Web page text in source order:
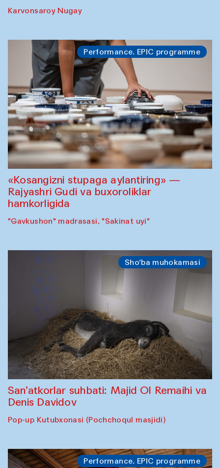
Karvonsaroy Nugay
Performance. EPIC programme
«Kosangizni stupaga aylantiring» —
Rajyashri Gudi va buxoroliklar
hamkorligida
"Gavkushon" madrasasi, "Sakinat uyi"
Sho‘ba muhokamasi
San’atkorlar suhbati: Majid Ol Remaihi va
Denis Davidov
Pop-up Kutubxonasi (Pochchoqul masjidi)
Performance. EPIC programme